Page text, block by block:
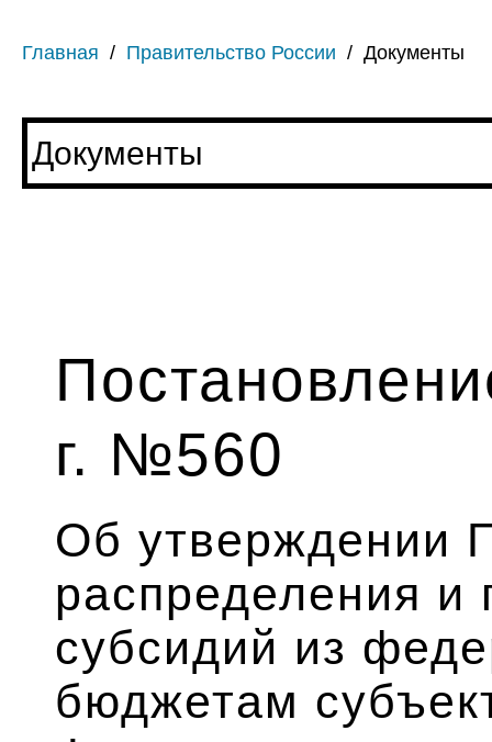
Главная / Правительство России / Документы
г. №560
Об утверждении
распределения и
субсидий из
бюджетам